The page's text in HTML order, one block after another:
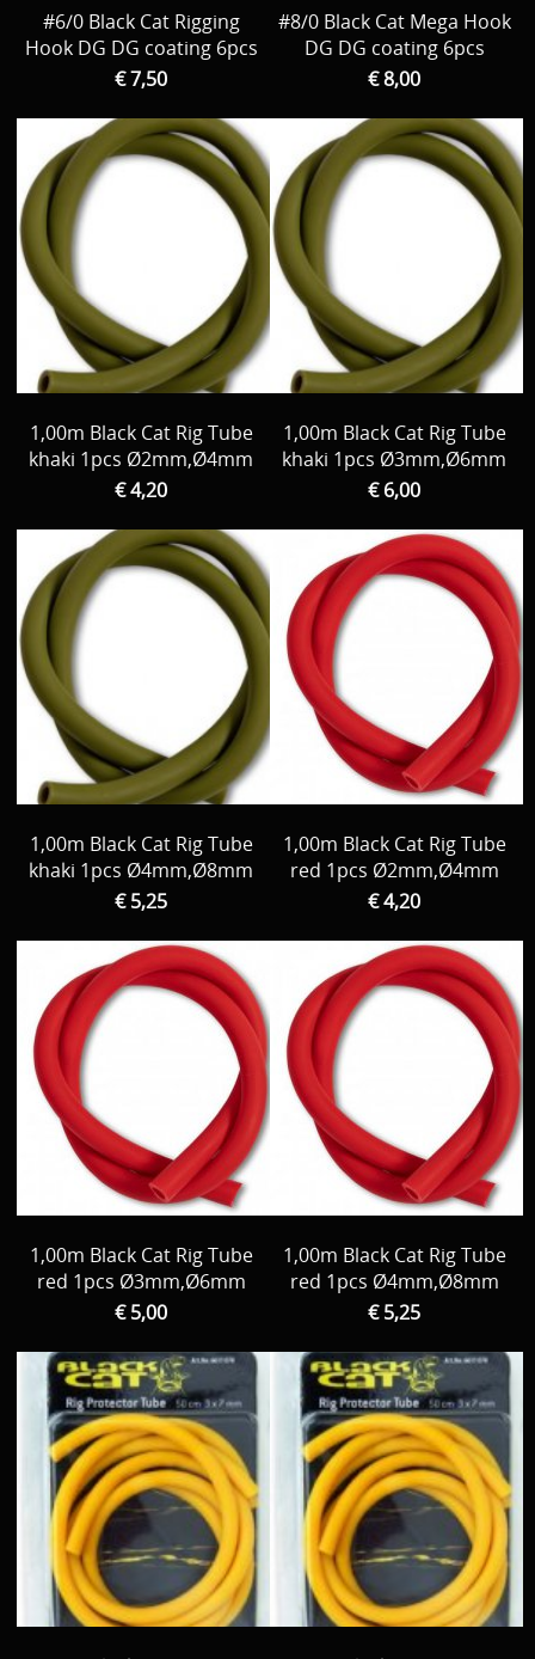
#6/0 Black Cat Rigging
Hook DG DG coating 6pcs
€ 7,50
#8/0 Black Cat Mega Hook
DG DG coating 6pcs
€ 8,00
1,00m Black Cat Rig Tube
khaki 1pcs Ø2mm,Ø4mm
€ 4,20
1,00m Black Cat Rig Tube
khaki 1pcs Ø3mm,Ø6mm
€ 6,00
1,00m Black Cat Rig Tube
khaki 1pcs Ø4mm,Ø8mm
€ 5,25
1,00m Black Cat Rig Tube
red 1pcs Ø2mm,Ø4mm
€ 4,20
1,00m Black Cat Rig Tube
red 1pcs Ø3mm,Ø6mm
€ 5,00
1,00m Black Cat Rig Tube
red 1pcs Ø4mm,Ø8mm
€ 5,25